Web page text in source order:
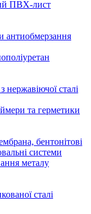
ПВХ-лист
антиобмерзання
нержавіючої сталі
та герметики
бентонітові
системи
металу
сталі